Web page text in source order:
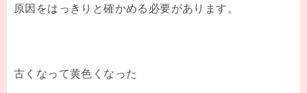
原因をはっきりと確かめる必要があります。
古くなって黄色くなった